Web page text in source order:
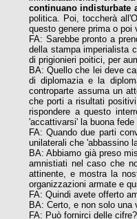
continuano indisturbate
politica. Poi, toccherà
questo genere prima o
FA: Sarebbe pronto a
della stampa imperialista
di prigionieri poitici, per
BA: Quello che lei deve
di diplomazia e la
controparte assuma un
che porti a risultati
rispondere a questo
'accattivarsi' la buona
FA: Quando due parti
unilaterali che 'abbassino
BA: Abbiamo già preso
amnistiati nel caso che
attinente, e mostra la
organizzazioni armate e
FA: Quindi avete offerto
BA: Certo, e non solo una
FA: Può fornirci delle cifre?